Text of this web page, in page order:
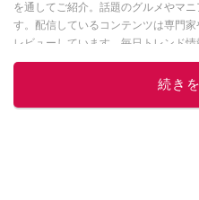
を通してご紹介。話題のグルメやマ
す。配信しているコンテンツは専門
レビューしています。毎日トレンド
ニュースでフォローしてください！
こ
続き